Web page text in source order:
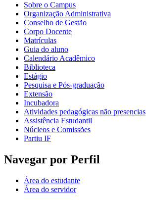
Sobre o Campus
Organização Administrativa
Conselho de Gestão
Corpo Docente
Matrículas
Guia do aluno
Calendário Acadêmico
Biblioteca
Estágio
Pesquisa e Pós-graduação
Extensão
Incubadora
Atividades pedagógicas não presencias
Assistência Estudantil
Núcleos e Comissões
Partiu IF
Navegar por Perfil
Área do estudante
Área do servidor